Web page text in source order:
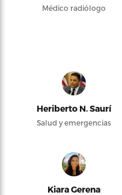
Médico radiólogo
Heriberto N. Saurí
Salud y emergencias
Kiara Gerena